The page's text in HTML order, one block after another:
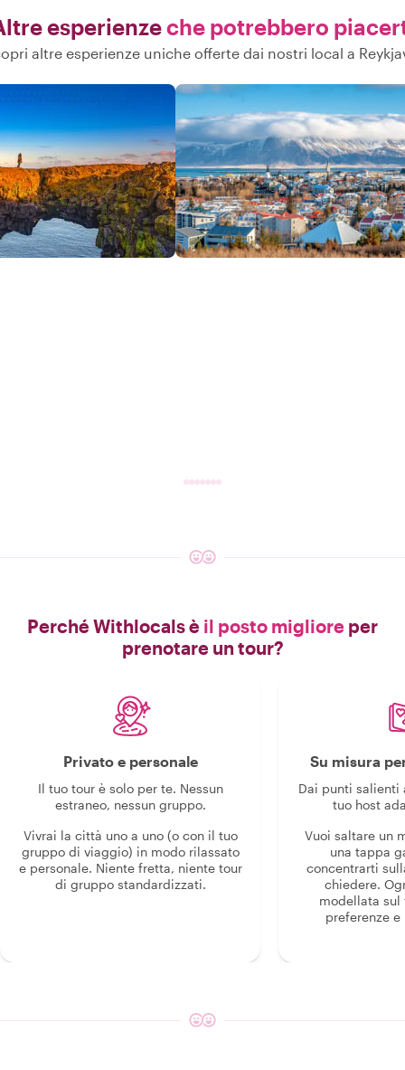
esperienzeche potrebbero
altre esperienze uniche offerte dai nostri local a
Perché Withlocals è il posto migliore per
prenotare un tour?
Privato e personale
Il tuo tour è solo per te. Nessun
estraneo, nessun gruppo.
Vivrai la città uno a uno (o con il tuo
gruppo di viaggio) in modo rilassato
e personale. Niente fretta, niente tour
di gruppo standardizzati.
Su misura
Dai punti salienti
tuo host
Vuoi saltare un
una tappa
concentrarti
chiedere.
modellata sul
preferenze